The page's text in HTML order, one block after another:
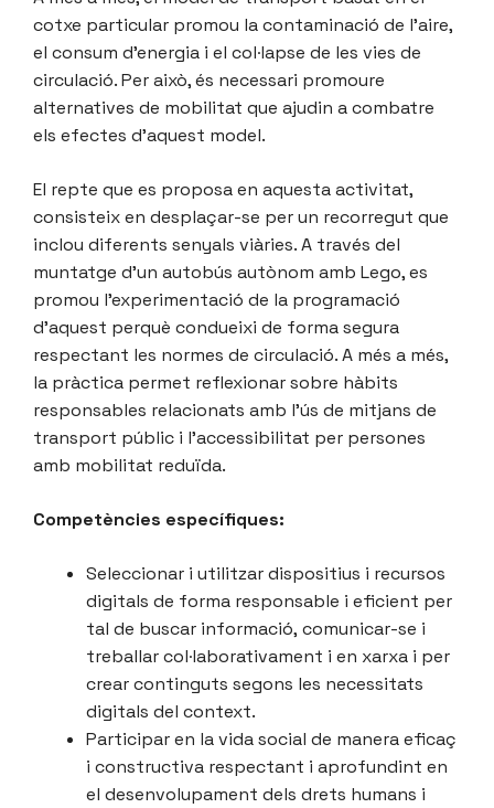
cotxe particular promou la contaminació de l’aire,
el consum d’energia i el col·lapse de les vies de
circulació. Per això, és necessari promoure
alternatives de mobilitat que ajudin a combatre
els efectes d’aquest model.
El repte que es proposa en aquesta activitat,
consisteix en desplaçar-se per un recorregut que
inclou diferents senyals viàries. A través del
muntatge d’un autobús autònom amb Lego, es
promou l’experimentació de la programació
d’aquest perquè condueixi de forma segura
respectant les normes de circulació. A més a més,
la pràctica permet reflexionar sobre hàbits
responsables relacionats amb l’ús de mitjans de
transport públic i l’accessibilitat per persones
amb mobilitat reduïda.
Competències específiques:
Seleccionar i utilitzar dispositius i recursos
digitals de forma responsable i eficient per
tal de buscar informació, comunicar-se i
treballar col·laborativament i en xarxa i per
crear continguts segons les necessitats
digitals del context.
Participar en la vida social de manera eficaç
i constructiva respectant i aprofundint en
el desenvolupament dels drets humans i